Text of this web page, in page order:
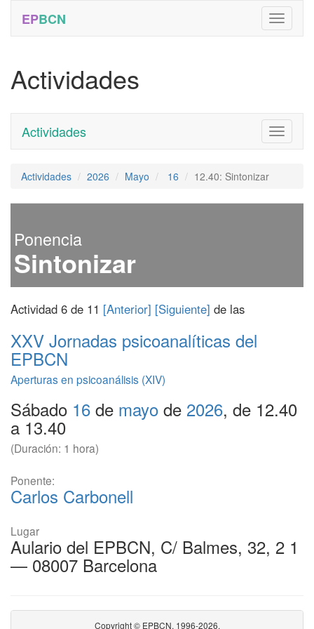
EPBCN
Actividades
Toggle
Actividades
Actividades 2026 Mayo 16 12.40: Sintonizar
Ponencia
Sintonizar
Actividad 6 de 11 [Anterior] [Siguiente] de las
XXV Jornadas psicoanalíticas del
EPBCN
Aperturas en psicoanálisis (XIV)
Sábado 16 de mayo de 2026, de 12.40
a 13.40
(Duración: 1 hora)
Ponente:
Carlos Carbonell
Lugar
Aulario del EPBCN, C/ Balmes, 32, 2 1
— 08007 Barcelona
Copyright © EPBCN, 1996-2026.